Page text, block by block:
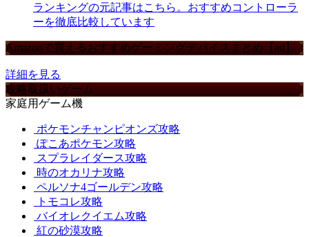
ランキングの元記事はこちら。おすすめコントローラ
ーを徹底比較しています
Amazonで買えるおすすめゲーミングデバイスまとめ【ad】
詳細を見る
攻略取扱いゲーム
家庭用ゲーム機
ポケモンチャンピオンズ攻略
ぽこあポケモン攻略
スプラレイダース攻略
時のオカリナ攻略
ペルソナ4ゴールデン攻略
トモコレ攻略
バイオレクイエム攻略
紅の砂漠攻略